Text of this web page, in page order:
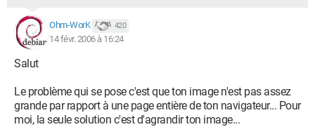
Ohm-WorK 420
14 févr. 2006 à 16:24
Salut
Le problème qui se pose c'est que ton image n'est pas assez
grande par rapport à une page entière de ton navigateur... Pour
moi, la seule solution c'est d'agrandir ton image...